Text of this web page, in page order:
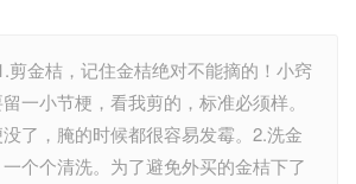
剪金桔，记住金桔绝对不能摘的！小窍
一小节梗，看我剪的，标准必须样。
了，腌的时候都很容易发霉。2.洗金
个个清洗。为了避免外买的金桔下了